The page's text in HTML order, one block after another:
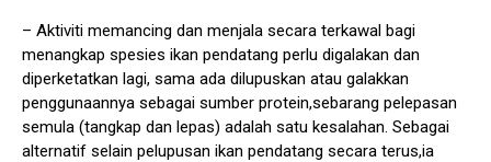
– Aktiviti memancing dan menjala secara terkawal bagi
menangkap spesies ikan pendatang perlu digalakan dan
diperketatkan lagi, sama ada dilupuskan atau galakkan
penggunaannya sebagai sumber protein,sebarang pelepasan
semula (tangkap dan lepas) adalah satu kesalahan. Sebagai
alternatif selain pelupusan ikan pendatang secara terus,ia